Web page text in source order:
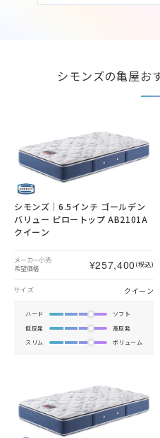
シモンズの亀屋お
シモンズ｜6.5インチ ゴールデン
バリュー ピロートップ AB2101A
クイーン
メーカー小売
希望価格
¥257,400 (税込)
サイズ クイーン
ハード
ソフト
低反発
高反発
スリム
ボリューム